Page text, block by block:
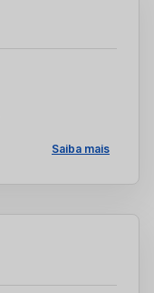
Saiba mais